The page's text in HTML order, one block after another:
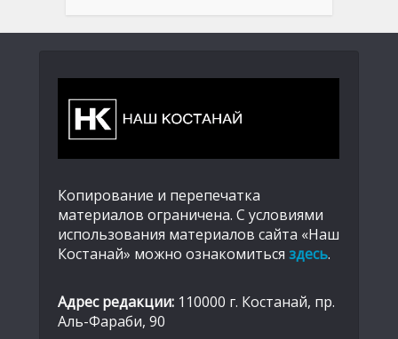
Копирование и перепечатка
материалов ограничена. С условиями
использования материалов сайта «Наш
Костанай» можно ознакомиться здесь.
Адрес редакции: 110000 г. Костанай, пр.
Аль-Фараби, 90